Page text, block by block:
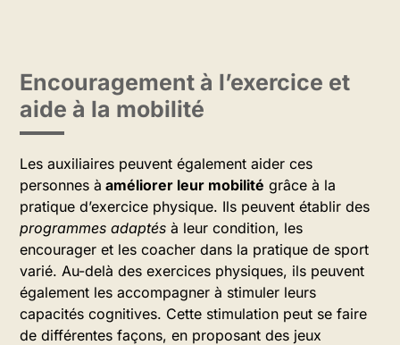
Encouragement à l’exercice et
aide à la mobilité
Les auxiliaires peuvent également aider ces
personnes à améliorer leur mobilité grâce à la
pratique d’exercice physique. Ils peuvent établir des
programmes adaptés à leur condition, les
encourager et les coacher dans la pratique de sport
varié. Au-delà des exercices physiques, ils peuvent
également les accompagner à stimuler leurs
capacités cognitives. Cette stimulation peut se faire
de différentes façons, en proposant des jeux